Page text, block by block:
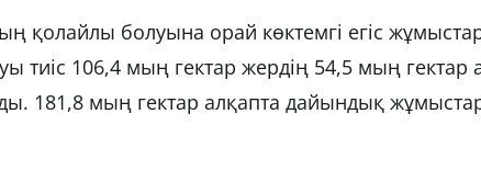
қолайлы болуына орай көктемгі егіс
тиіс 106,4 мың гектар жердің 54,5 мың гектар
181,8 мың гектар алқапта дайындық